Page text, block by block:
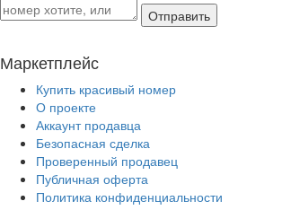
Отправить
Маркетплейс
Купить красивый номер
О проекте
Аккаунт продавца
Безопасная сделка
Проверенный продавец
Публичная оферта
Политика конфиденциальности